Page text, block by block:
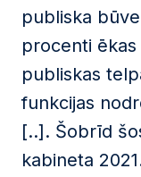
publiska
procenti
publiskas
funkcijas
[..]. Šobrīd
kabineta